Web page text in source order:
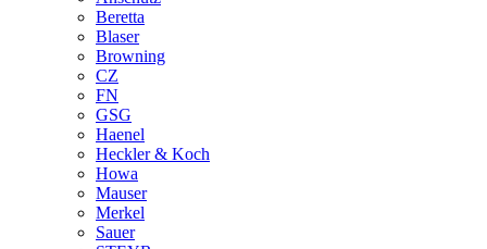
Beretta
Blaser
Browning
CZ
FN
GSG
Haenel
Heckler & Koch
Howa
Mauser
Merkel
Sauer